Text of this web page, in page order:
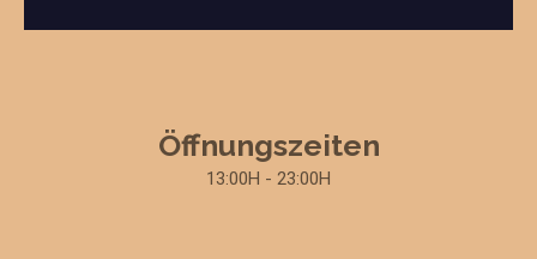
Öffnungszeiten
13:00H - 23:00H